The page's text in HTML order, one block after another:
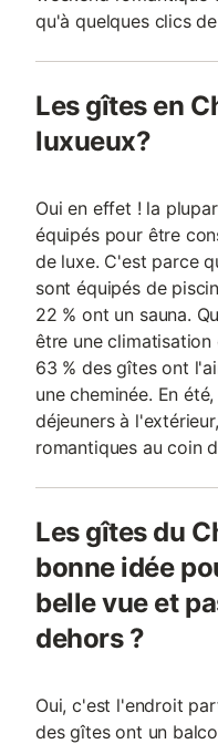
qu'à quelques clics
Les gîtes en
luxueux?
Oui en effet ! la
équipés pour être
de luxe. C'est parce
sont équipés de
22 % ont un sauna.
être une climatisation
63 % des gîtes ont
une cheminée. En
déjeuners à
romantiques au coin
Les gîtes du
bonne idée
belle vue et
dehors ?
Oui, c'est l'endroit
des gîtes ont un